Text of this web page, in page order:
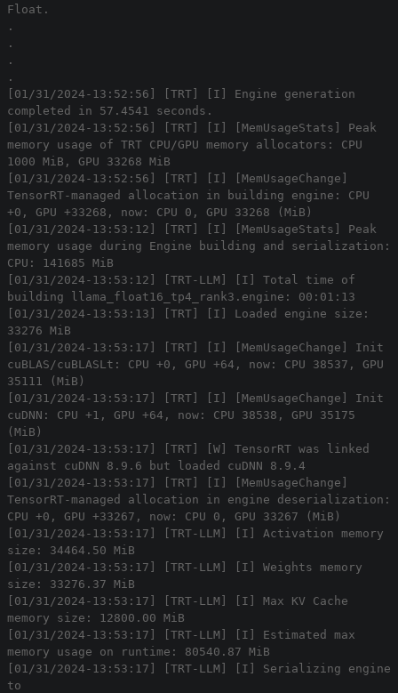
Float.
.
.
.
.
[01/31/2024-13:52:56] [TRT] [I] Engine generation
completed in 57.4541 seconds.
[01/31/2024-13:52:56] [TRT] [I] [MemUsageStats] Peak
memory usage of TRT CPU/GPU memory allocators: CPU
1000 MiB, GPU 33268 MiB
[01/31/2024-13:52:56] [TRT] [I] [MemUsageChange]
TensorRT-managed allocation in building engine: CPU
+0, GPU +33268, now: CPU 0, GPU 33268 (MiB)
[01/31/2024-13:53:12] [TRT] [I] [MemUsageStats] Peak
memory usage during Engine building and serialization:
CPU: 141685 MiB
[01/31/2024-13:53:12] [TRT-LLM] [I] Total time of
building llama_float16_tp4_rank3.engine: 00:01:13
[01/31/2024-13:53:13] [TRT] [I] Loaded engine size:
33276 MiB
[01/31/2024-13:53:17] [TRT] [I] [MemUsageChange] Init
cuBLAS/cuBLASLt: CPU +0, GPU +64, now: CPU 38537, GPU
35111 (MiB)
[01/31/2024-13:53:17] [TRT] [I] [MemUsageChange] Init
cuDNN: CPU +1, GPU +64, now: CPU 38538, GPU 35175
(MiB)
[01/31/2024-13:53:17] [TRT] [W] TensorRT was linked
against cuDNN 8.9.6 but loaded cuDNN 8.9.4
[01/31/2024-13:53:17] [TRT] [I] [MemUsageChange]
TensorRT-managed allocation in engine deserialization:
CPU +0, GPU +33267, now: CPU 0, GPU 33267 (MiB)
[01/31/2024-13:53:17] [TRT-LLM] [I] Activation memory
size: 34464.50 MiB
[01/31/2024-13:53:17] [TRT-LLM] [I] Weights memory
size: 33276.37 MiB
[01/31/2024-13:53:17] [TRT-LLM] [I] Max KV Cache
memory size: 12800.00 MiB
[01/31/2024-13:53:17] [TRT-LLM] [I] Estimated max
memory usage on runtime: 80540.87 MiB
[01/31/2024-13:53:17] [TRT-LLM] [I] Serializing engine
to